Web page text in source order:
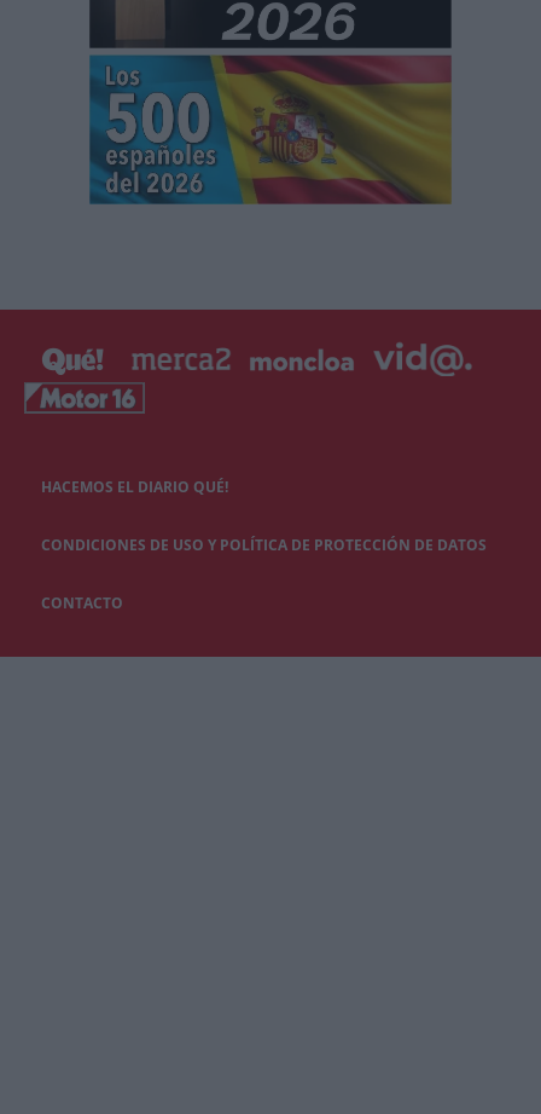
HACEMOS EL DIARIO QUÉ!
CONDICIONES DE USO Y POLÍTICA DE PROTECCIÓN DE DATOS
CONTACTO